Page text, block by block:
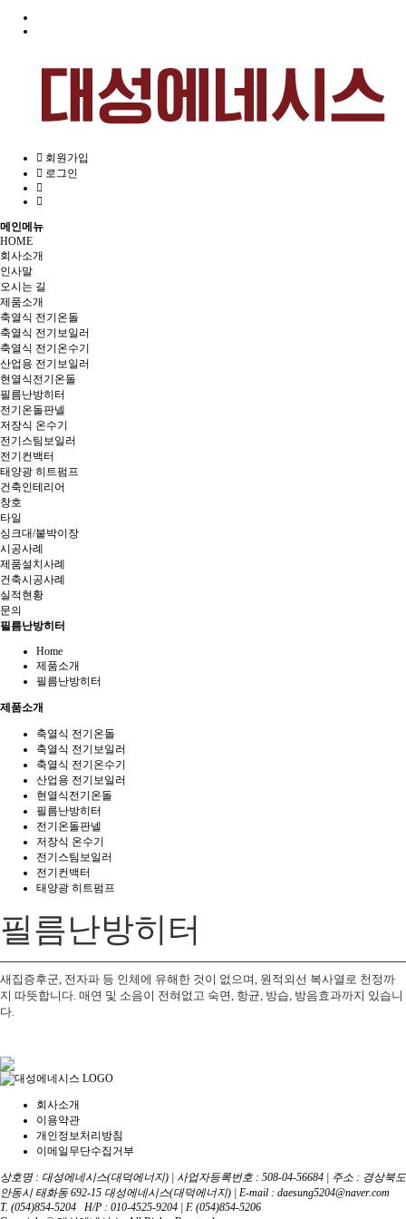
회원가입
로그인
메인메뉴
HOME
회사소개
인사말
오시는 길
제품소개
축열식 전기온돌
축열식 전기보일러
축열식 전기온수기
산업용 전기보일러
현열식전기온돌
필름난방히터
전기온돌판넬
저장식 온수기
전기스팀보일러
전기컨백터
태양광 히트펌프
건축인테리어
창호
타일
싱크대/붙박이장
시공사례
제품설치사례
건축시공사례
실적현황
문의
필름난방히터
Home
제품소개
필름난방히터
제품소개
축열식 전기온돌
축열식 전기보일러
축열식 전기온수기
산업용 전기보일러
현열식전기온돌
필름난방히터
전기온돌판넬
저장식 온수기
전기스팀보일러
전기컨백터
태양광 히트펌프
필름난방히터
새집증후군, 전자파 등 인체에 유해한 것이 없으며, 원적외선 복사열로 천정까
지 따뜻합니다. 매연 및 소음이 전혀없고 숙면, 항균, 방습, 방음효과까지 있습니
다.
회사소개
이용약관
개인정보처리방침
이메일무단수집거부
상호명 : 대성에네시스(대덕에너지) 사업자등록번호 : 508-04-56684
주소 : 경상북도
안동시 태화동 692-15 대성에네시스(대덕에너지)
E-mail : daesung5204@naver.com
T. (054)854-5204 H/P : 010-4525-9204
F. (054)854-5206